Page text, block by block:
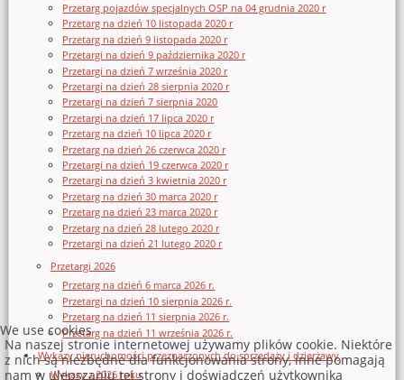
Przetarg pojazdów specjalnych OSP na 04 grudnia 2020 r
Przetarg na dzień 10 listopada 2020 r
Przetarg na dzień 9 listopada 2020 r
Przetargi na dzień 9 października 2020 r
Przetargi na dzień 7 września 2020 r
Przetargi na dzień 28 sierpnia 2020 r
Przetargi na dzień 7 sierpnia 2020
Przetargi na dzień 17 lipca 2020 r
Przetarg na dzień 10 lipca 2020 r
Przetarg na dzień 26 czerwca 2020 r
Przetargi na dzień 19 czerwca 2020 r
Przetargi na dzień 3 kwietnia 2020 r
Przetarg na dzień 30 marca 2020 r
Przetarg na dzień 23 marca 2020 r
Przetarg na dzień 28 lutego 2020 r
Przetargi na dzień 21 lutego 2020 r
Przetargi 2026
Przetarg na dzień 6 marca 2026 r.
Przetargi na dzień 10 sierpnia 2026 r.
Przetarg na dzień 11 sierpnia 2026 r.
Przetarg na dzień 11 września 2026 r.
Wykazy nieruchomości przeznaczonych do sprzedaży i dzierżawy
Wykazy z 2026 roku
We use cookies
Na naszej stronie internetowej używamy plików cookie. Niektóre
z nich są niezbędne dla funkcjonowania strony, inne pomagają
nam w ulepszaniu tej strony i doświadczeń użytkownika